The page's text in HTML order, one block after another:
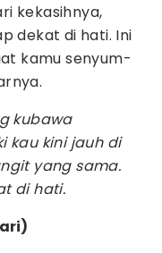
kekasihnya,
dekat di hati. Ini
kamu senyum-
kubawa
kau kini jauh di
yang sama.
di hati.